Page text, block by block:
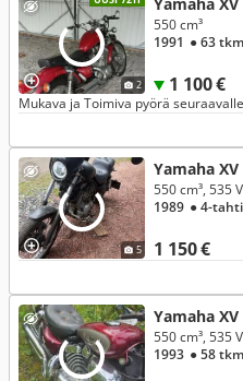
2 1 100 €
550 cm³
1991 ● 63 tkm
Mukava ja Toimiva pyörä
5
Yamaha XV
1 150 €
550 cm³, 535
1989 ● 4-tahti
Yamaha XV
550 cm³, 535
1993 ● 58 tkm